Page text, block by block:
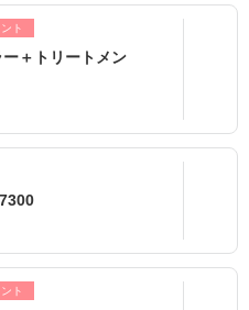
ト
ー＋トリートメン
ト